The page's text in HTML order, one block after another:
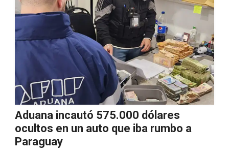
Aduana incautó 575.000 dólares
ocultos en un auto que iba rumbo a
Paraguay